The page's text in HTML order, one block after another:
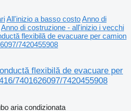
All'inizio a basso costoAnno di
Anno di costruzione - all'inizio i vecchi
flexibilă de evacuare per
7401626097/7420455908
aria condizionata